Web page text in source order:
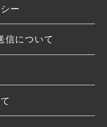
ー
信について